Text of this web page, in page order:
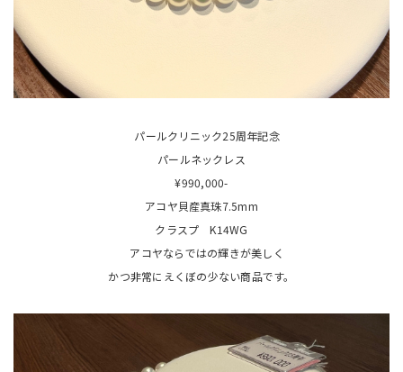
パールクリニック25周年記念
パールネックレス
¥990,000-
アコヤ貝産真珠7.5mm
クラスプ K14WG
アコヤならではの輝きが美しく
かつ非常にえくぼの少ない商品です。